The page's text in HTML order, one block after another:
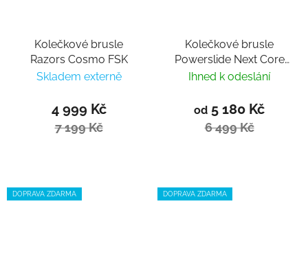
Kolečkové brusle
Razors Cosmo FSK
Skladem externě
4 999 Kč
7 199 Kč
Kolečkové brusle
Powerslide Next Core
Black 90 Trinity 2024
Ihned k odeslání
od 5 180 Kč
6 499 Kč
DOPRAVA ZDARMA DOPRAVA ZDARMA